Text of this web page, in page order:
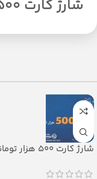
شارژ کارت 500 هزار تومانی
شارژ کارت 500 هزار تومانی